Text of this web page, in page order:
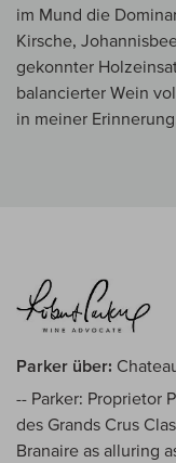
im Mund die
Kirsche,
gekonnter
balancierter Wein
in meiner
Parker über:
-- Parker: Proprietor
des Grands Crus
Branaire as alluring